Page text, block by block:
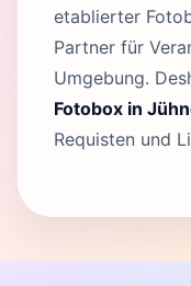
etablierter
Partner für
Umgebung.
Fotobox in
Requisten und